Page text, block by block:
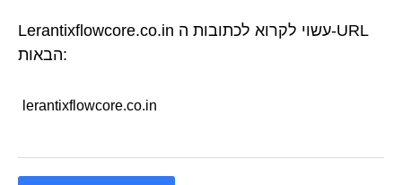
Lerantixflowcore.co.in עשוי לקרוא לכתובות ה-URL
הבאות:
lerantixflowcore.co.in